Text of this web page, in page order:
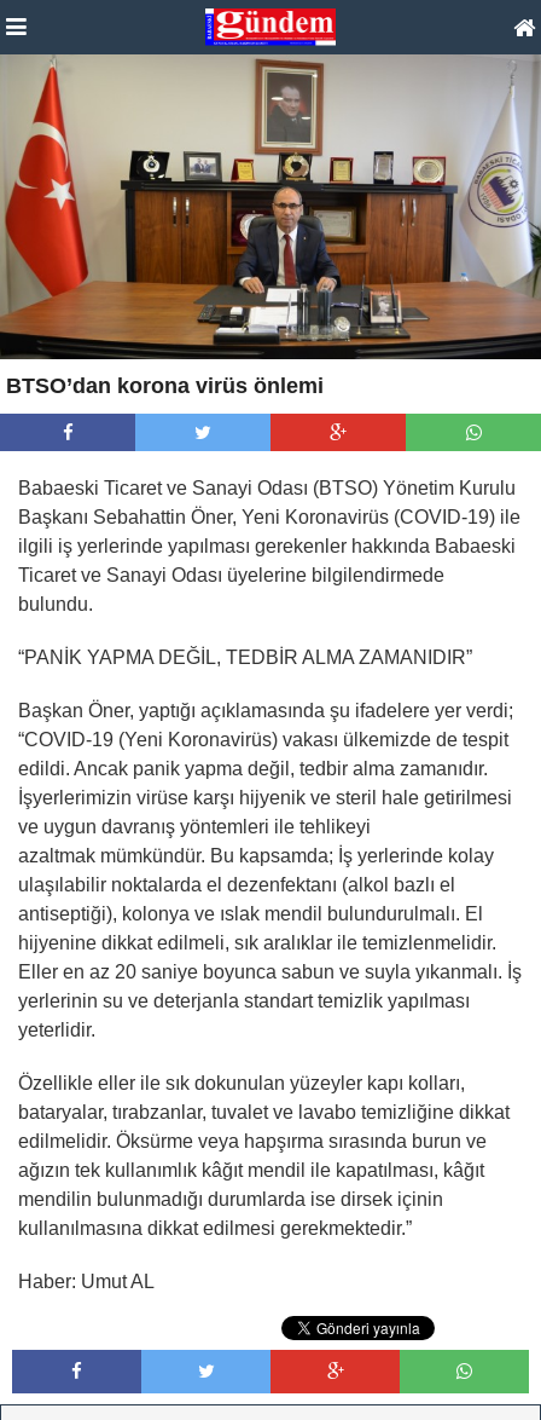
BTSO’dan korona virüs önlemi
Babaeski Ticaret ve Sanayi Odası (BTSO) Yönetim Kurulu
Başkanı Sebahattin Öner, Yeni Koronavirüs (COVID-19) ile
ilgili iş yerlerinde yapılması gerekenler hakkında Babaeski
Ticaret ve Sanayi Odası üyelerine bilgilendirmede
bulundu.
“PANİK YAPMA DEĞİL, TEDBİR ALMA ZAMANIDIR”
Başkan Öner, yaptığı açıklamasında şu ifadelere yer verdi;
“COVID-19 (Yeni Koronavirüs) vakası ülkemizde de tespit
edildi. Ancak panik yapma değil, tedbir alma zamanıdır.
İşyerlerimizin virüse karşı hijyenik ve steril hale getirilmesi
ve uygun davranış yöntemleri ile tehlikeyi
azaltmak mümkündür. Bu kapsamda; İş yerlerinde kolay
ulaşılabilir noktalarda el dezenfektanı (alkol bazlı el
antiseptiği), kolonya ve ıslak mendil bulundurulmalı. El
hijyenine dikkat edilmeli, sık aralıklar ile temizlenmelidir.
Eller en az 20 saniye boyunca sabun ve suyla yıkanmalı. İş
yerlerinin su ve deterjanla standart temizlik yapılması
yeterlidir.
Özellikle eller ile sık dokunulan yüzeyler kapı kolları,
bataryalar, tırabzanlar, tuvalet ve lavabo temizliğine dikkat
edilmelidir. Öksürme veya hapşırma sırasında burun ve
ağızın tek kullanımlık kâğıt mendil ile kapatılması, kâğıt
mendilin bulunmadığı durumlarda ise dirsek içinin
kullanılmasına dikkat edilmesi gerekmektedir.”
Haber: Umut AL